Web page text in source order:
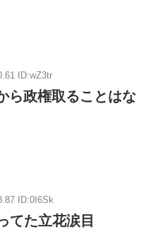
ID:wZ3tr
ら政権取ることはな
ID:0I6Sk
てた立花涙目